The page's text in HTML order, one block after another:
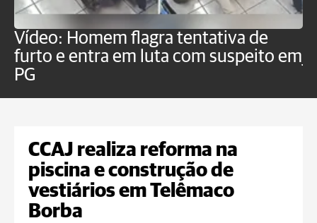
Vídeo: Homem flagra tentativa de
furto e entra em luta com suspeito em
PG
CCAJ realiza reforma na
piscina e construção de
vestiários em Telêmaco
Borba